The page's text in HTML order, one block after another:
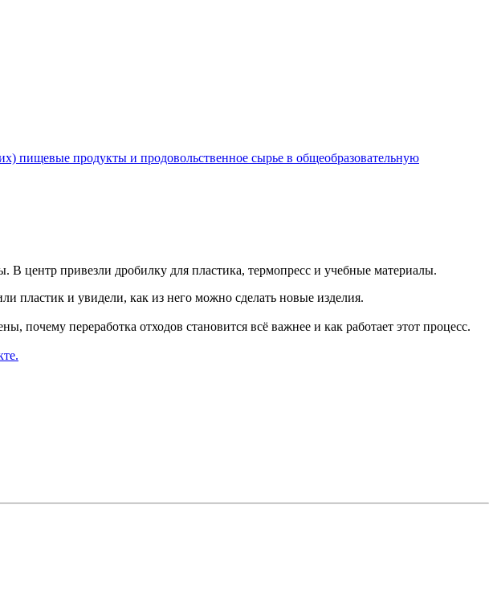
пищевые продукты и продовольственное сырье в общеобразовательную
В центр привезли дробилку для пластика, термопресс и учебные материалы.
пластик и увидели, как из него можно сделать новые изделия.
переработка отходов становится всё важнее и как работает этот процесс.